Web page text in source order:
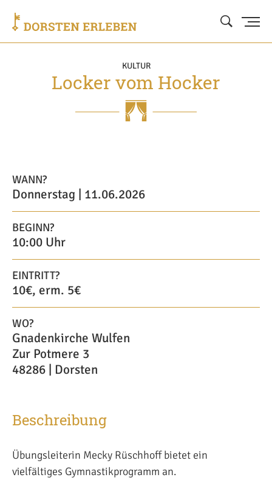
KULTUR
Locker vom Hocker
WANN?
Donnerstag | 11.06.2026
BEGINN?
10:00 Uhr
EINTRITT?
10€, erm. 5€
WO?
Gnadenkirche Wulfen
Zur Potmere 3
48286 | Dorsten
Beschreibung
Übungsleiterin Mecky Rüschhoff bietet ein
vielfältiges Gymnastikprogramm an.